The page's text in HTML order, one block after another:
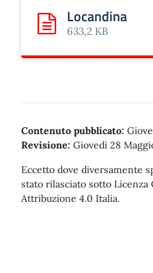
Scarica: Locandina
Locandina
633,2 KB
Contenuto pubblicato:
Revisione: Giovedì 28
Eccetto dove diversamente
stato rilasciato sotto Licenza
Attribuzione 4.0 Italia.